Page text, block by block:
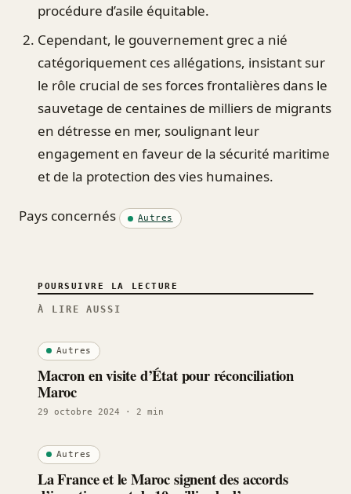
procédure d’asile équitable.
Cependant, le gouvernement grec a nié
catégoriquement ces allégations, insistant sur
le rôle crucial de ses forces frontalières dans le
sauvetage de centaines de milliers de migrants
en détresse en mer, soulignant leur
engagement en faveur de la sécurité maritime
et de la protection des vies humaines.
Pays concernés Autres
POURSUIVRE LA LECTURE
À LIRE AUSSI
Autres
Macron en visite d’État pour réconciliation
Maroc
29 octobre 2024 · 2 min
Autres
La France et le Maroc signent des accords